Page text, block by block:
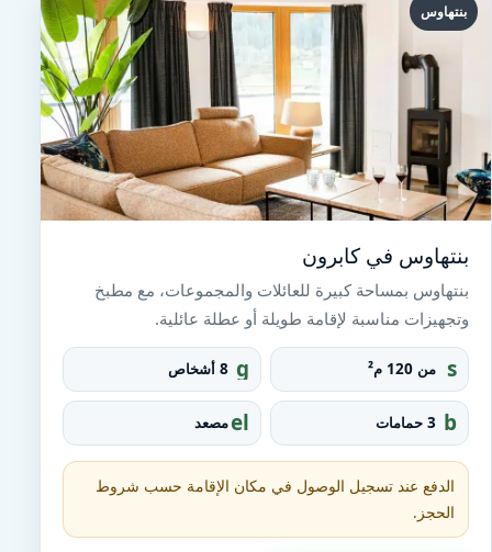
بنتهاوس
بنتهاوس في كابرون
بنتهاوس بمساحة كبيرة للعائلات والمجموعات، مع مطبخ
وتجهيزات مناسبة لإقامة طويلة أو عطلة عائلية.
s
q
u
a
r
e_
fo
o
t
من 120 م² g
r
o
u
p
8 أشخاص
b
at
h
t
u
b
3 حمامات el
e
v
at
مصعد
الدفع عند تسجيل الوصول في مكان الإقامة حسب شروط
الحجز.